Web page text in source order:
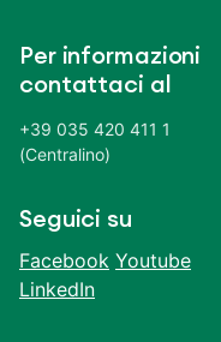
Per informazioni
contattaci al
+39 035 420 411 1
(Centralino)
Seguici su
Facebook Youtube
LinkedIn